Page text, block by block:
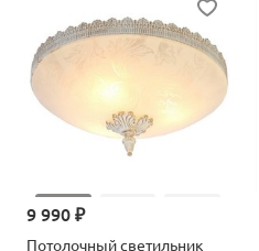
9 990 ₽
Потолочный светильник